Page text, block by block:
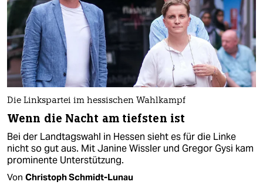
Die Linkspartei im hessischen Wahlkampf
Wenn die Nacht am tiefsten ist
Bei der Landtagswahl in Hessen sieht es für die Linke
nicht so gut aus. Mit Janine Wissler und Gregor Gysi kam
prominente Unterstützung.
Von Christoph Schmidt-Lunau